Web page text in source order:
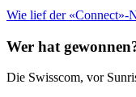
Wie lief der «Connect»-
Wer hat
Die Swisscom, vor